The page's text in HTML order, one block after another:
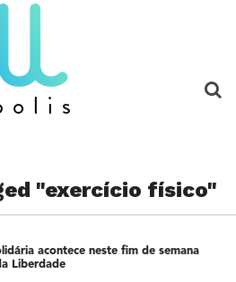
"exercício físico"
acontece neste fim de semana
Liberdade